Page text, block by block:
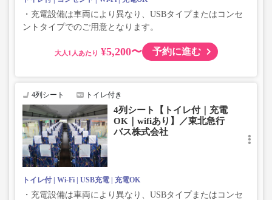
・充電設備は車両により異なり、USBタイプまたはコンセ
ントタイプでのご用意となります。
大人 ¥5,200〜 予約に進む
4列シート トイレ付き
4列シート【トイレ付｜充電
OK｜wifiあり】／東北急行
バス株式会社
トイレ付 Wi-Fi USB充電 充電OK
・充電設備は車両により異なり、USBタイプまたはコンセ